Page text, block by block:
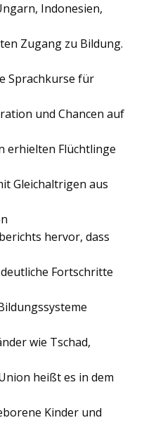
Indonesien,
Zugang zu Bildung.
Sprachkurse für
und Chancen auf
erhielten Flüchtlinge
Gleichaltrigen aus
hervor, dass
Fortschritte
wie Tschad,
heißt es in dem
Kinder und